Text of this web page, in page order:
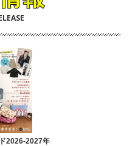
2026-2027年